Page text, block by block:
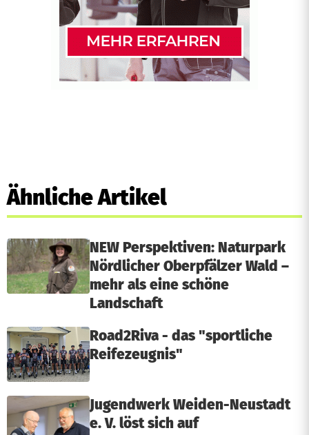
Ähnliche Artikel
NEW Perspektiven: Naturpark
Nördlicher Oberpfälzer Wald –
mehr als eine schöne
Landschaft
Road2Riva - das "sportliche
Reifezeugnis"
Jugendwerk Weiden-Neustadt
e. V. löst sich auf